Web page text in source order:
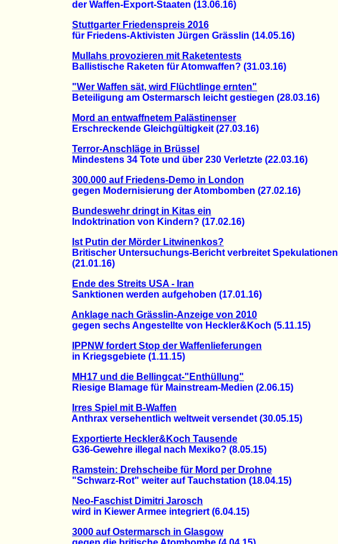
der Waffen-Export-Staaten (13.06.16)
Stuttgarter Friedenspreis 2016
für Friedens-Aktivisten Jürgen Grässlin (14.05.16)
Mullahs provozieren mit Raketentests
Ballistische Raketen für Atomwaffen? (31.03.16)
"Wer Waffen sät, wird Flüchtlinge ernten"
Beteiligung am Ostermarsch leicht gestiegen (28.03.16)
Mord an entwaffnetem Palästinenser
Erschreckende Gleichgültigkeit (27.03.16)
Terror-Anschläge in Brüssel
Mindestens 34 Tote und über 230 Verletzte (22.03.16)
300.000 auf Friedens-Demo in London
gegen Modernisierung der Atombomben (27.02.16)
Bundeswehr dringt in Kitas ein
Indoktrination von Kindern? (17.02.16)
Ist Putin der Mörder Litwinenkos?
Britischer Untersuchungs-Bericht verbreitet Spekulationen
(21.01.16)
Ende des Streits USA - Iran
Sanktionen werden aufgehoben (17.01.16)
Anklage nach Grässlin-Anzeige von 2010
gegen sechs Angestellte von Heckler&Koch (5.11.15)
IPPNW fordert Stop der Waffenlieferungen
in Kriegsgebiete (1.11.15)
MH17 und die Bellingcat-"Enthüllung"
Riesige Blamage für Mainstream-Medien (2.06.15)
Irres Spiel mit B-Waffen
Anthrax versehentlich weltweit versendet (30.05.15)
Exportierte Heckler&Koch Tausende
G36-Gewehre illegal nach Mexiko? (8.05.15)
Ramstein: Drehscheibe für Mord per Drohne
"Schwarz-Rot" weiter auf Tauchstation (18.04.15)
Neo-Faschist Dimitri Jarosch
wird in Kiewer Armee integriert (6.04.15)
3000 auf Ostermarsch in Glasgow